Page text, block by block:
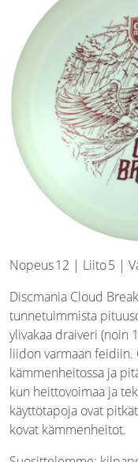
Nopeus 12 | Liito 5 |
Discmania Cloud
tunnetuimmista
ylivakaa draiveri (noin
liidon varmaan feidiin.
kämmenheitossa ja
kun heittovoimaa ja
käyttötapoja ovat
kovat kämmenheitot.